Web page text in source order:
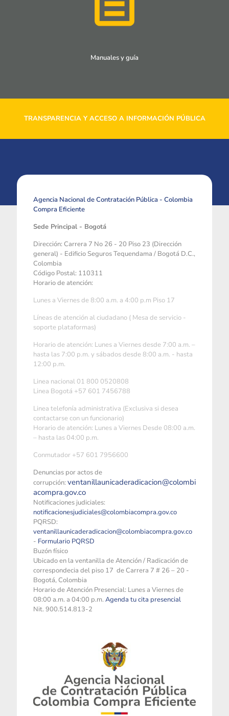
Manuales y guía
TRANSPARENCIA Y ACCESO A INFORMACIÓN PÚBLICA
Agencia Nacional de Contratación Pública - Colombia
Compra Eficiente
Sede Principal - Bogotá
Dirección: Carrera 7 No 26 - 20 Piso 23 (Dirección
general) - Edificio Seguros Tequendama / Bogotá D.C.,
Colombia
Código Postal: 110311
Horario de atención:
Lunes a Viernes de 8:00 a.m. a 4:00 p.m Piso 17
Líneas de atención al ciudadano ( Mesa de servicio -
soporte plataformas)
Horario de atención: Lunes a Viernes desde 7:00 a.m. –
hasta las 7:00 p.m. y sábados desde 8:00 a.m. - hasta
12:00 p.m.
Linea nacional 01 800 0520808
Linea Bogotá +57 601 7456788
Linea telefonía administrativa (Exclusiva si desea
contactarse con un funcionario)
Horario de atención: Lunes a Viernes Desde 08:00 a.m.
– hasta las 04:00 p.m.
Conmutador +57 601 7956600
Denuncias por actos de
corrupción: ventanillaunicaderadicacion@colombi
acompra.gov.co
Notificaciones judiciales:
notificacionesjudiciales@colombiacompra.gov.co
PQRSD:
ventanillaunicaderadicacion@colombiacompra.gov.co
- Formulario PQRSD
Buzón físico
Ubicado en la ventanilla de Atención / Radicación de
correspondecia del piso 17 de Carrera 7 # 26 – 20 -
Bogotá, Colombia
Horario de Atención Presencial: Lunes a Viernes de
08:00 a.m. a 04:00 p.m. Agenda tu cita presencial
Nit. 900.514.813-2